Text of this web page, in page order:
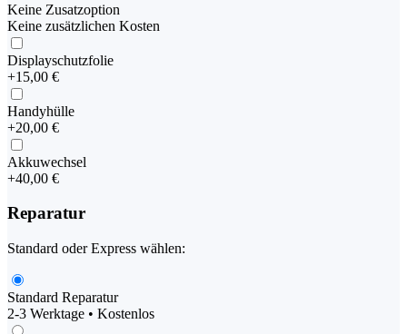
Keine Zusatzoption
Keine zusätzlichen Kosten
Displayschutzfolie
+15,00 €
Handyhülle
+20,00 €
Akkuwechsel
+40,00 €
Reparatur
Standard oder Express wählen:
Standard Reparatur
2-3 Werktage • Kostenlos